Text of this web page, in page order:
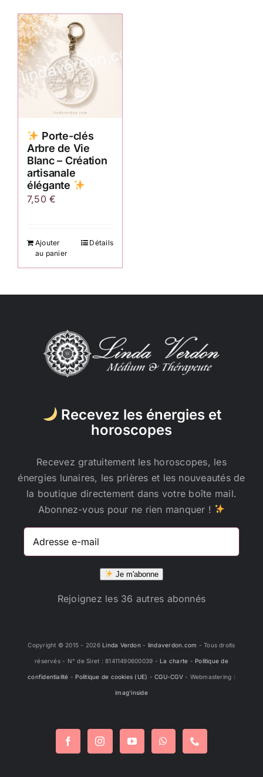
Porte-clés
Arbre de Vie
Blanc – Création
artisanale
élégante
7,50€
Ajouter
au panier
Détails
Recevez les énergies et
horoscopes
Recevez gratuitement les horoscopes, les
énergies lunaires, les prières et les nouveautés de
la boutique directement dans votre boîte mail.
Abonnez-vous pour ne rien manquer !
Adresse
Je m'abonne
Rejoignez les 36 autres abonnés
Copyright © 2015 - 2026 Linda Verdon- lindaverdon.com - Tous droits
réservés - N° de Siret : 81411490600039 - La charte - Politique de
confidentialité - Politique de cookies (UE) -CGU-CGV- Webmastering :
imag'inside